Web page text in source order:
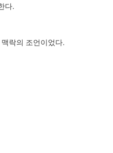
다.
락의 조언이었다.